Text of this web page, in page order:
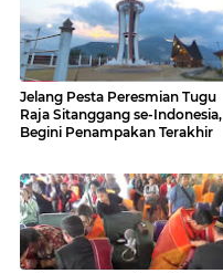
Jelang Pesta Peresmian Tugu
Raja Sitanggang se-Indonesia,
Begini Penampakan Terakhir